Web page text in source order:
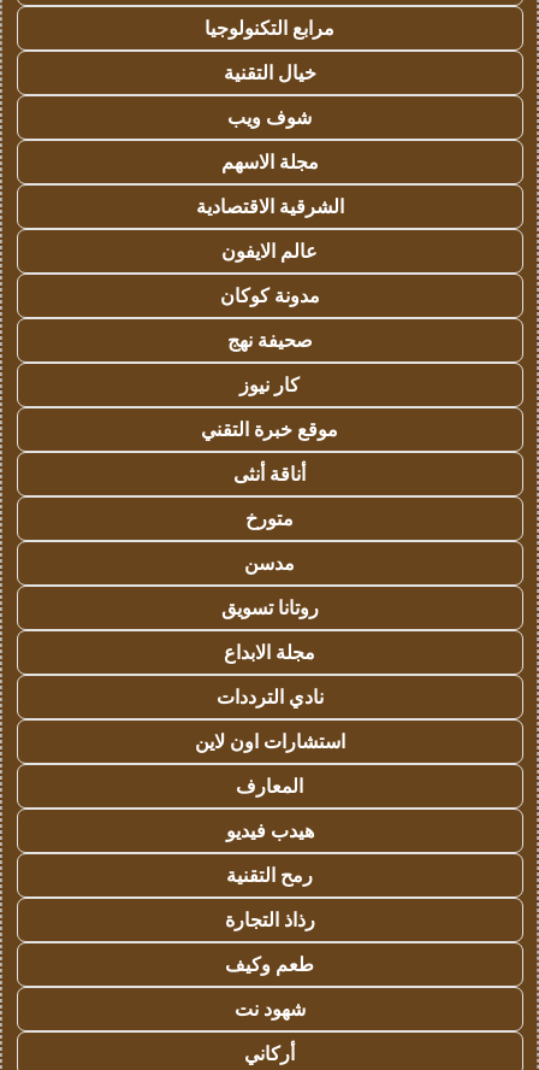
مرابع التكنولوجيا
خيال التقنية
شوف ويب
مجلة الاسهم
الشرقية الاقتصادية
عالم الايفون
مدونة كوكان
صحيفة نهج
كار نيوز
موقع خبرة التقني
أناقة أنثى
متورخ
مدسن
روتانا تسويق
مجلة الابداع
نادي الترددات
استشارات اون لاين
المعارف
هيدب فيديو
رمح التقنية
رذاذ التجارة
طعم وكيف
شهود نت
أركاني